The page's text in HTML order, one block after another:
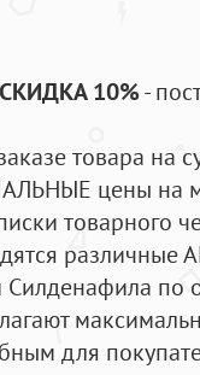
СКИДКА 10%-
товара на
цены на
товарного
по
для